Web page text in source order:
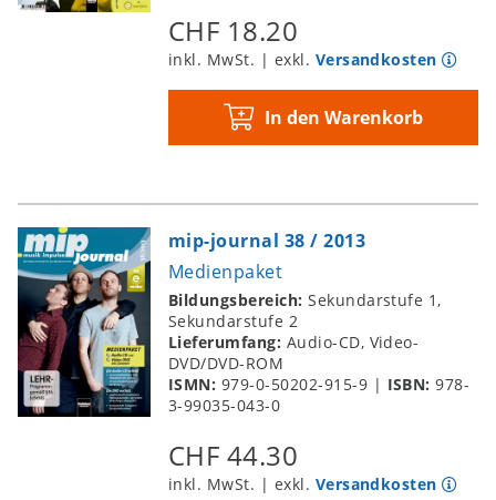
CHF 18.20
inkl. MwSt. | exkl. Versandkosten
In den Warenkorb
mip-journal 38 / 2013
Medienpaket
Bildungsbereich:Sekundarstufe 1,
Sekundarstufe 2
Lieferumfang: Audio-CD, Video-
DVD/DVD-ROM
ISMN: 979-0-50202-915-9 | ISBN:978-
3-99035-043-0
CHF 44.30
inkl. MwSt. | exkl. Versandkosten